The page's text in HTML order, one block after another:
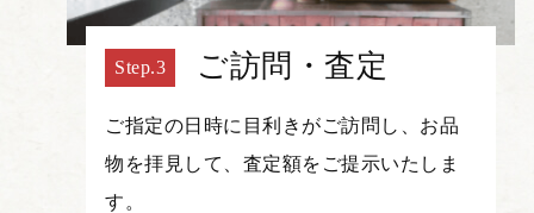
ご訪問・査定
ご指定の日時に目利きがご訪問し、お品
物を拝見して、査定額をご提示いたしま
す。